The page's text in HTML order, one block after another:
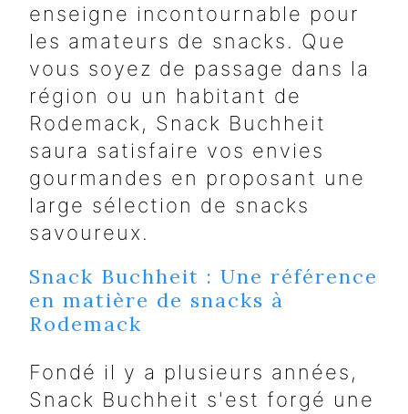
enseigne incontournable pour
les amateurs de snacks. Que
vous soyez de passage dans la
région ou un habitant de
Rodemack, Snack Buchheit
saura satisfaire vos envies
gourmandes en proposant une
large sélection de snacks
savoureux.
Snack Buchheit : Une référence
en matière de snacks à
Rodemack
Fondé il y a plusieurs années,
Snack Buchheit s'est forgé une